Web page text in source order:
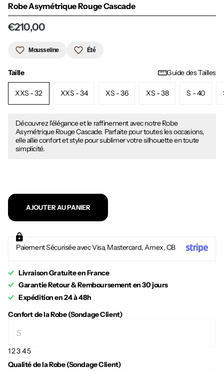
Robe Asymétrique Rouge Cascade
€210,00
Mousseline Été
Taille Guide des Tailles
XXS - 32 XXS - 34 XS - 36 XS - 38 S - 40
Découvrez l'élégance et le raffinement avec notre Robe
Asymétrique Rouge Cascade. Parfaite pour toutes les occasions,
elle allie confort et style pour sublimer votre silhouette en toute
simplicité.
AJOUTER AU PANIER
Paiement Sécurisée avec Visa, Mastercard, Amex, CB
Livraison Gratuite en France
Garantie Retour & Remboursement en 30 jours
Expédition en 24 à 48h
Confort de la Robe (Sondage Client)
12345
Qualité de la Robe (Sondage Client)